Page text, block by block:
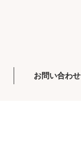
お問い合わせ